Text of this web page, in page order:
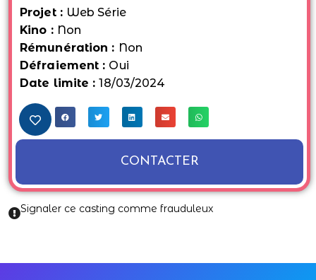
Projet : Web Série
Kino : Non
Rémunération : Non
Défraiement : Oui
Date limite :18/03/2024
CONTACTER
Signaler ce casting comme frauduleux